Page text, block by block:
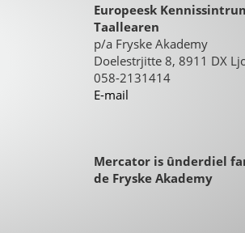
Europeesk
Taallearen
p/a Fryske Akademy
Doelestrjitte 8, 8911 DX
058-2131414
E-mail
Mercator is ûnderdiel
de Fryske Akademy